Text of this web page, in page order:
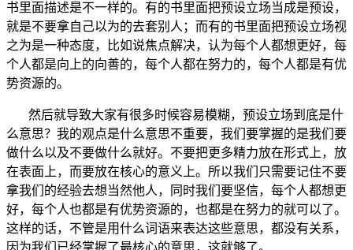
书里面描述是不一样的。有的书里面把预设立场当成是预设，
就是不要拿自己以为的去套别人；而有的书里面把预设立场视
之为是一种态度，比如说焦点解决，认为每个人都想更好，每
个人都是向上的向善的，每个人都在努力的，每个人都是有优
势资源的。
然后就导致大家有很多时候容易模糊，预设立场到底是什
么意思？我的观点是什么意思不重要，我们要掌握的是我们要
做什么以及不要做什么就好。不要把更多精力放在形式上，放
在表面上，而要放在核心的意义上。所以我们只需要记住不要
拿我们的经验去想当然他人，同时我们要坚信，每个人都想更
好，每个人也都是有优势资源的，也都是在努力的就可以了。
这样的话，不管是用什么词语来表达这些意思，都没有关系，
因为我们已经掌握了最核心的意思，这就够了。